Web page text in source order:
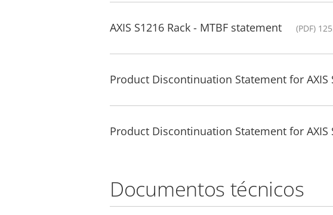
AXIS S1216 Rack - MTBF statement (PDF)
Product Discontinuation Statement for AXIS
Product Discontinuation Statement for AXIS
Documentos técnicos